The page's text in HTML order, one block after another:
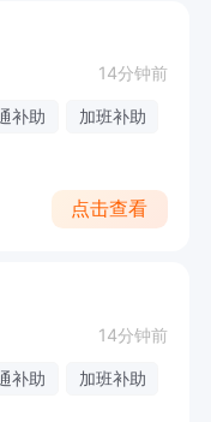
14分钟前
补助
加班补助
点击查看
14分钟前
补助
加班补助